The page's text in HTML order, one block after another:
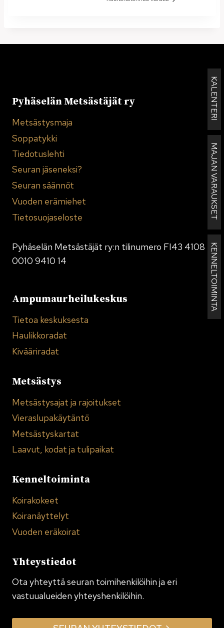
KALENTERI
MAJAN VARAUKSET
KENNELTOIMINTA
Pyhäselän Metsästäjät ry
Metsästysmaja
Soppatykki
Tiedotuslehti
Seuran jäseneksi?
Seuran säännöt
Vuoden erämiehet
Tietosuojaseloste
Pyhäselän Metsästäjät ry:n tilinumero FI43 4108
0010 9410 14
Ampumaurheilukeskus
Tietoa keskuksesta
Haulikkoradat
Kivääriradat
Metsästys
Metsästysajat ja rajoitukset
Vieraslupakäytäntö
Metsästyskartat
Laavut, kodat ja tulipaikat
Kenneltoiminta
Koirakokeet
Koiranäyttelyt
Vuoden eräkoirat
Yhteystiedot
Ota yhteyttä seuran toimi­henkilöihin ja eri
vastuualueiden yhteyshenkilöihin.